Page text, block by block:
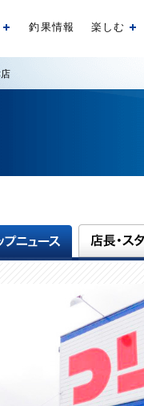
開く釣果情報 楽しむ